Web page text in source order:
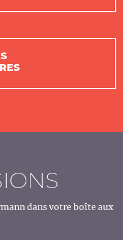
dans votre boîte aux